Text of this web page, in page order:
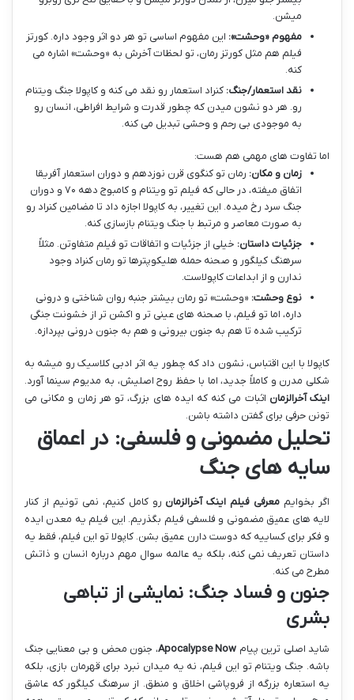
میشن.
مفهوم «وحشت»: این مفهوم اساسی تو هر دو اثر وجود داره. کورتز
فیلم هم مثل کورتز رمان، تو لحظات آخرش به «وحشت» اشاره می
کنه.
نقد استعمار/جنگ: کنراد استعمار رو نقد می کنه و کاپولا جنگ ویتنام
رو. هر دو نشون میدن که چطور قدرت و شرایط افراطی، انسان رو
به موجودی بی رحم و وحشی تبدیل می کنه.
اما تفاوت های مهمی هم هست:
زمان و مکان: رمان تو کنگوی قرن نوزدهم و دوران استعمار آفریقا
اتفاق میفته، در حالی که فیلم تو ویتنام و کامبوج دهه ۷۰ و دوران
جنگ سرد رخ میده. این تغییر، به کاپولا اجازه داد تا مضامین کنراد رو
به صورت معاصر و مرتبط با جنگ ویتنام بازسازی کنه.
جزئیات داستان: خیلی از جزئیات و اتفاقات تو فیلم متفاوتن. مثلاً
سرهنگ کیلگور و صحنه حمله هلیکوپترها تو رمان کنراد وجود
ندارن و از ابداعات کاپولاست.
نوع وحشت: «وحشت» تو رمان بیشتر جنبه روان شناختی و درونی
داره، اما تو فیلم، با صحنه های عینی تر و اکشن تر از خشونت جنگی
ترکیب شده تا هم به جنون بیرونی و هم به جنون درونی بپردازه.
کاپولا با این اقتباس، نشون داد که چطور یه اثر ادبی کلاسیک رو میشه به
شکلی مدرن و کاملاً جدید، اما با حفظ روح اصلیش، به مدیوم سینما آورد.
اینک آخرالزمان اثبات می کنه که ایده های بزرگ، تو هر زمان و مکانی می
تونن حرفی برای گفتن داشته باشن.
تحلیل مضمونی و فلسفی: در اعماق
سایه های جنگ
اگر بخوایم معرفی فیلم اینک آخرالزمان رو کامل کنیم، نمی تونیم از کنار
لایه های عمیق مضمونی و فلسفی فیلم بگذریم. این فیلم یه معدن ایده
و فکر برای کساییه که دوست دارن عمیق بشن. کاپولا تو این فیلم، فقط یه
داستان تعریف نمی کنه، بلکه یه عالمه سوال مهم درباره انسان و ذاتش
مطرح می کنه.
جنون و فساد جنگ: نمایشی از تباهی
بشری
شاید اصلی ترین پیام Apocalypse Now، جنون محض و بی معنایی جنگ
باشه. جنگ ویتنام تو این فیلم، نه یه میدان نبرد برای قهرمان بازی، بلکه
یه استعاره بزرگه از فروپاشی اخلاق و منطق. از سرهنگ کیلگور که عاشق